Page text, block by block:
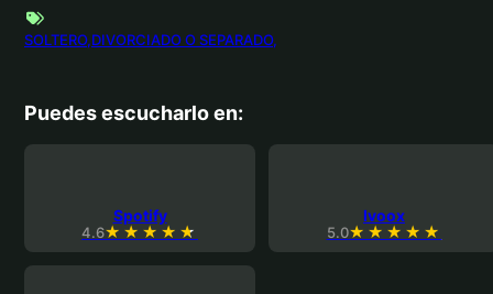
SOLTERO DIVORCIADO O SEPARADO
Puedes escucharlo en:
Spotify
4.6
Ivoox
5.0